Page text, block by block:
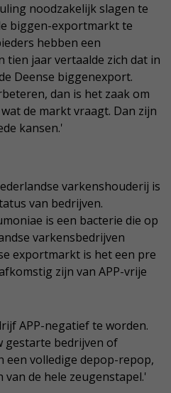
noodzakelijk slagen te
biggen-exportmarkt te
hebben een
tien jaar vertaalde zich dat in
Deense biggenexport.
dan is het zaak om
de markt vraagt. Dan zijn
kansen.'
varkenshouderij is
van bedrijven.
is een bacterie die op
varkensbedrijven
exportmarkt is het een pre
zijn van APP-vrije
APP-negatief te worden.
gestarte bedrijven of
een volledige depop-repop,
de hele zeugenstapel.'